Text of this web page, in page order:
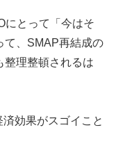
にとって「今はそ
て、SMAP再結成の
整理整頓されるは
効果がスゴイこと